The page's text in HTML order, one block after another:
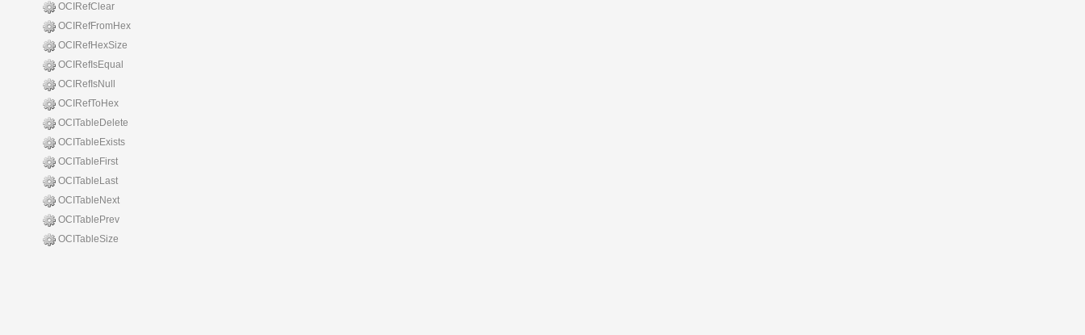
OCIRefClear
OCIRefFromHex
OCIRefHexSize
OCIRefIsEqual
OCIRefIsNull
OCIRefToHex
OCITableDelete
OCITableExists
OCITableFirst
OCITableLast
OCITableNext
OCITablePrev
OCITableSize